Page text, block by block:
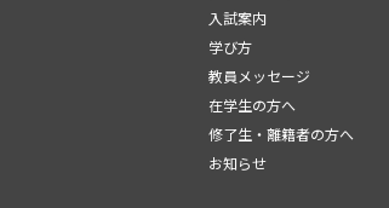
入試案内
学び方
教員メッセージ
在学生の方へ
修了生・離籍者の方へ
お知らせ